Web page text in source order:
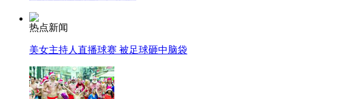
热点新闻
美女主持人直播球赛 被足球砸中脑袋